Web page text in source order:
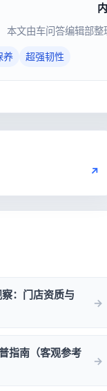
本文由车问答编辑部整
养 超强韧性
↗
：门店资质与
指南（客观参考